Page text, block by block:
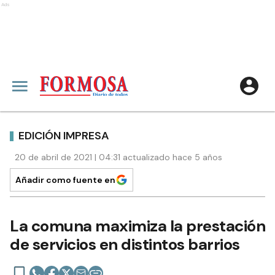
Ads
EDICIÓN IMPRESA
20 de abril de 2021 | 04:31 actualizado hace 5 años
Añadir como fuente en
La comuna maximiza la prestación
de servicios en distintos barrios